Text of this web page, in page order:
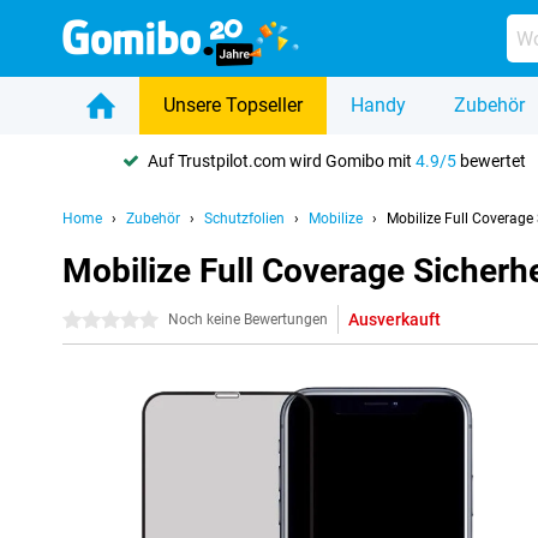
Unsere Topseller Handy Zubehör
Auf Trustpilot.com wird Gomibo mit4.9/5 bewertet
Home Zubehör Schutzfolien Mobilize Mobilize Full
Mobilize Full Coverage
0 Sterne Noch keine Bewertungen Ausverkauft